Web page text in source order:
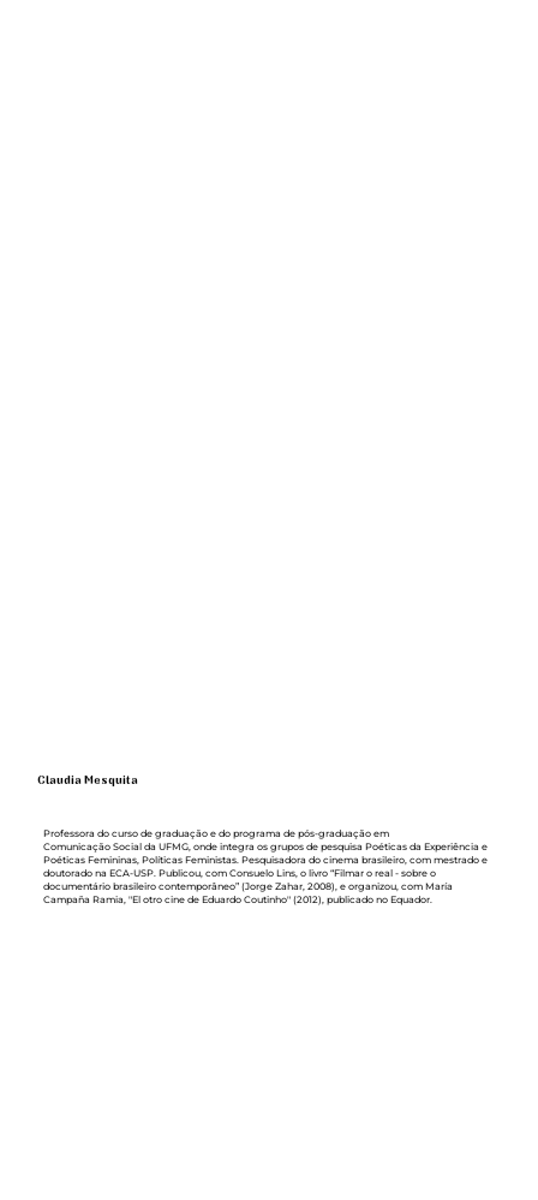
Professora do curso de graduação e do programa de pós-graduação em
Comunicação Social da UFMG, onde integra os grupos de pesquisa Poéticas da Experiência e
Poéticas Femininas, Políticas Feministas. Pesquisadora do cinema brasileiro, com mestrado e
doutorado na ECA-USP. Publicou, com Consuelo Lins, o livro “Filmar o real - sobre o
documentário brasileiro contemporâneo” (Jorge Zahar, 2008), e organizou, com María
Campaña Ramia, "El otro cine de Eduardo Coutinho" (2012), publicado no Equador.
Claudia Mesquita